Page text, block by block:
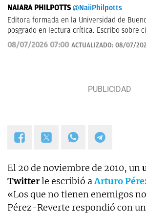
NAIARA PHILPOTTS @NaiiPhilpotts
Editora formada en la Universidad de
posgrado en lectura crítica. Escribo sobre
actualidad. Soy escritora de novelas y gran
ciencia ficción.
08/07/2026 07:00 ACTUALIZADO: 08/07/
El 20 de noviembre de 2010, un
Twitterle escribió aArturo
«Los que no tienen enemigos
Pérez-Reverte respondió con